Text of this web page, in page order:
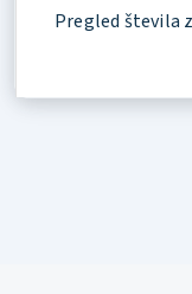
Pregled števila